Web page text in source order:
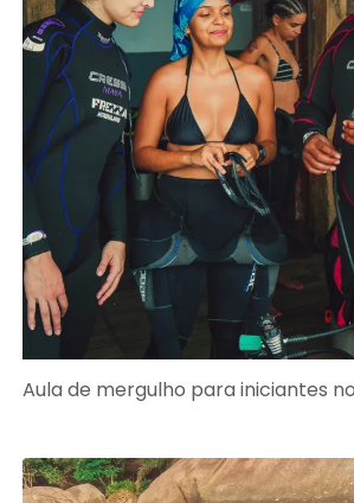
Aula de mergulho para iniciantes